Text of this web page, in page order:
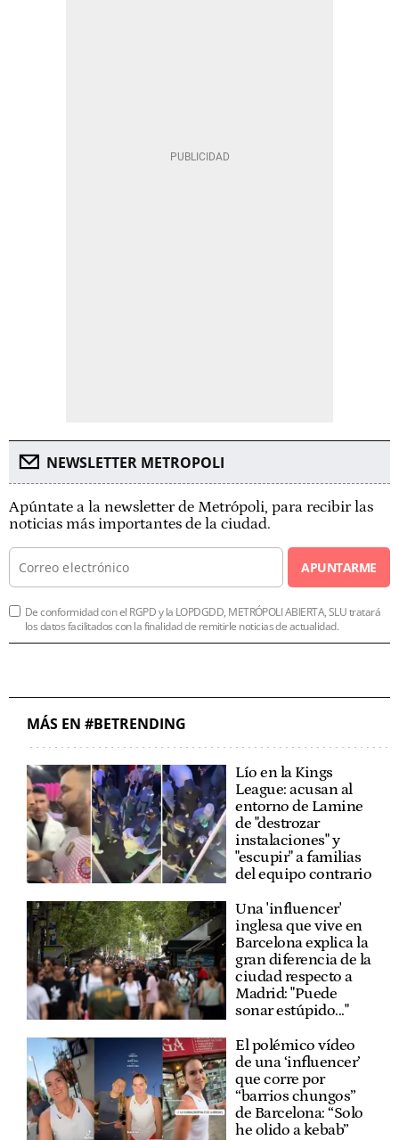
NEWSLETTER METROPOLI
Apúntate a la newsletter de Metrópoli, para recibir las
noticias más importantes de la ciudad.
APUNTARME
De conformidad con el RGPD y la LOPDGDD, METRÓPOLI ABIERTA, SLU tratará
los datos facilitados con la finalidad de remitirle noticias de actualidad.
MÁS EN #BETRENDING
Lío en la Kings
League: acusan al
entorno de Lamine
de "destrozar
instalaciones" y
"escupir" a familias
del equipo contrario
Una 'influencer'
inglesa que vive en
Barcelona explica la
gran diferencia de la
ciudad respecto a
Madrid: "Puede
sonar estúpido..."
El polémico vídeo
de una ‘influencer’
que corre por
“barrios chungos”
de Barcelona: “Solo
he olido a kebab”